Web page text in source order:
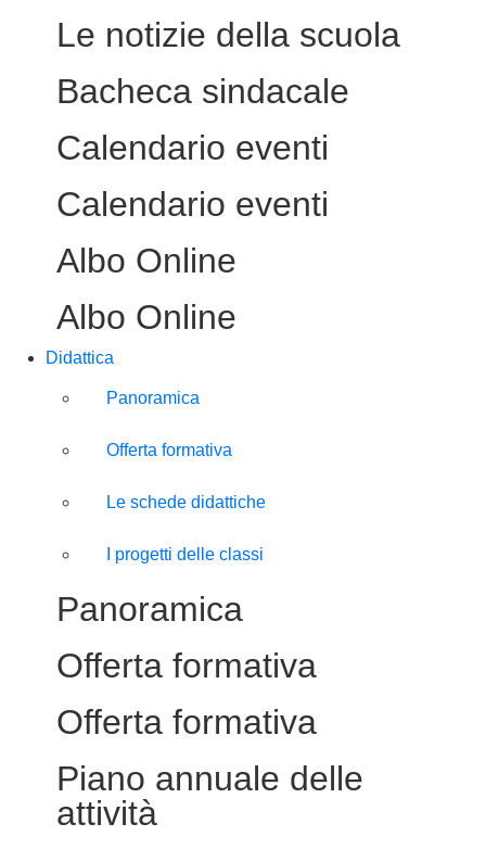
Le notizie della scuola
Bacheca sindacale
Calendario eventi
Calendario eventi
Albo Online
Albo Online
Didattica
Panoramica
Offerta formativa
Le schede didattiche
I progetti delle classi
Panoramica
Offerta formativa
Offerta formativa
Piano annuale delle
attività